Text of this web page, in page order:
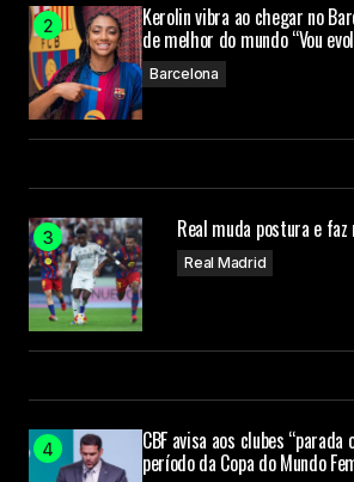
Kerolin vibra ao chegar no
de melhor do mundo “Vou
Barcelona
Real muda postura e
Real Madrid
CBF avisa aos clubes
período da Copa do Mundo